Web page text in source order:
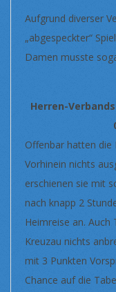
Aufgrund diverser
„abgespeckter“
Damen musste
Herren-
0 :
Offenbar hatten die
Vorhinein nichts
erschienen sie mit
nach knapp 2
Heimreise an.
Kreuzau nichts
mit 3 Punkten
Chance auf die